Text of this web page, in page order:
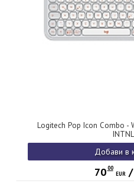
Logitech Pop Icon Combo -
Добави в
70 00
EUR/